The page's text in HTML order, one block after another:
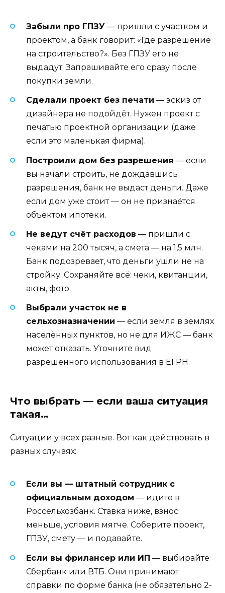
Забыли про ГПЗУ — пришли с участком и
проектом, а банк говорит: «Где разрешение
на строительство?». Без ГПЗУ его не
выдадут. Запрашивайте его сразу после
покупки земли.
Сделали проект без печати — эскиз от
дизайнера не подойдёт. Нужен проект с
печатью проектной организации (даже
если это маленькая фирма).
Построили дом без разрешения — если
вы начали строить, не дождавшись
разрешения, банк не выдаст деньги. Даже
если дом уже стоит — он не признаётся
объектом ипотеки.
Не ведут счёт расходов — пришли с
чеками на 200 тысяч, а смета — на 1,5 млн.
Банк подозревает, что деньги ушли не на
стройку. Сохраняйте всё: чеки, квитанции,
акты, фото.
Выбрали участок не в
сельхозназначении — если земля в землях
населённых пунктов, но не для ИЖС — банк
может отказать. Уточните вид
разрешённого использования в ЕГРН.
Что выбрать — если ваша ситуация
такая…
Ситуации у всех разные. Вот как действовать в
разных случаях:
Если вы — штатный сотрудник с
официальным доходом — идите в
Россельхозбанк. Ставка ниже, взнос
меньше, условия мягче. Соберите проект,
ГПЗУ, смету — и подавайте.
Если вы фрилансер или ИП — выбирайте
Сбербанк или ВТБ. Они принимают
справки по форме банка (не обязательно 2-